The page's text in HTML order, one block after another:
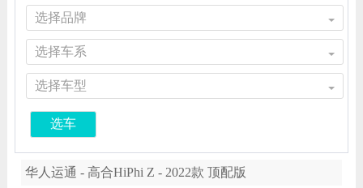
选择品牌
选择车系
选择车型
选车
华人运通 - 高合HiPhi Z - 2022款 顶配版